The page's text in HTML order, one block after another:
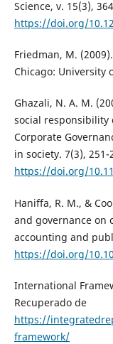
Science, v. 15(3),
https://doi.org/
Friedman, M.
Chicago: University
Ghazali, N. A. M.
social responsibility
Corporate
in society. 7(3), 251-
https://doi.org/
Haniffa, R. M., &
and governance on
accounting and
https://doi.org/
International
Recuperado de
https://
framework/